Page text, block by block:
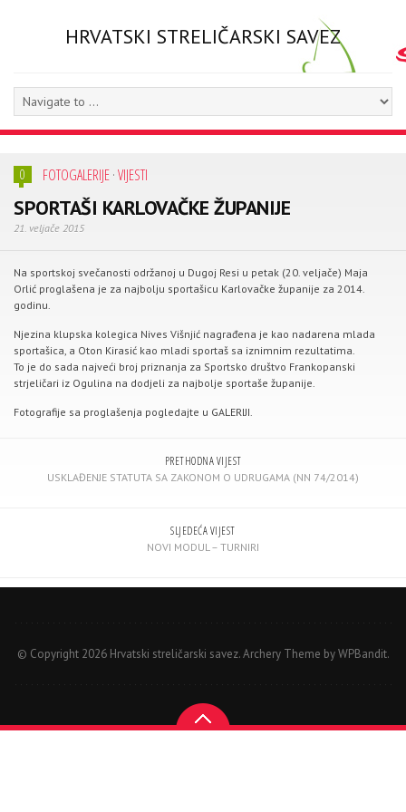
HRVATSKI STRELIČARSKI SAVEZ
0 FOTOGALERIJE·VIJESTI
SPORTAŠI KARLOVAČKE ŽUPANIJE
21. veljače 2015
Na sportskoj svečanosti održanoj u Dugoj Resi u petak (20. veljače) Maja
Orlić proglašena je za najbolju sportašicu Karlovačke županije za 2014.
godinu.
Njezina klupska kolegica Nives Višnjić nagrađena je kao nadarena mlada
sportašica, a Oton Kirasić kao mladi sportaš sa iznimnim rezultatima.
To je do sada najveći broj priznanja za Sportsko društvo Frankopanski
strjeličari iz Ogulina na dodjeli za najbolje sportaše županije.
Fotografije sa proglašenja pogledajte u GALERIJI.
PRETHODNA VIJEST
USKLAĐENJE STATUTA SA ZAKONOM O UDRUGAMA (NN 74/2014)
SLJEDEĆA VIJEST
NOVI MODUL – TURNIRI
© Copyright 2026 Hrvatski streličarski savez.Archery Theme byWPBandit.